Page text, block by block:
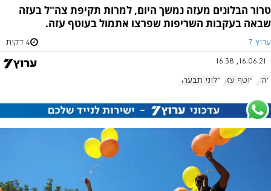
טרור הבלונים מעזה נמשך היום, למרות תקיפת צה"ל בעזה
שבאה בעקבות השריפות שפרצו אתמול בעוטף עזה.
ערוץ 7 4 דקות
16.06.21, 16:38
צה"ל עוטף עזה בלוני תבערה